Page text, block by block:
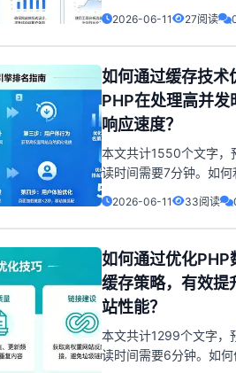
PHP项目中实现高效的
存？在开发PHP项目时
缓存是一项非常重要的
能够显著提升应用性能
速度。以下是在PHP项
现高效数据缓存的方法
用APCu：APCu
2026-06-11 27阅读
如何通过缓存技术
PHP在处理高并发
响应速度？
本文共计1550个文字，
读时间需要7分钟。如何
存技术提升PHP高并发
度？随着互联网的普及
的发展，PHP作为一种
网站开发语言，对高并
的需求日益增长。在
发场景下，为了提升网
速度，以下是一些利用
2026-06-11 33阅读
如何通过优化PHP
缓存策略，有效提
站性能？
本文共计1299个文字，
读时间需要6分钟。如何